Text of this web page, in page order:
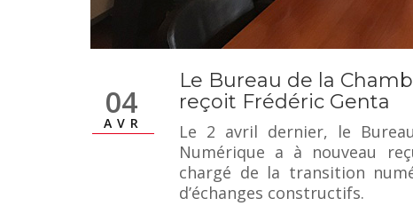
04
AVR
Le Bureau de la
reçoit Frédéric Genta
Le 2 avril dernier, le
Numérique a à nouveau
chargé de la transition
d’échanges constructifs.